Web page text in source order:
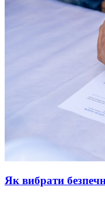
Як вибрати